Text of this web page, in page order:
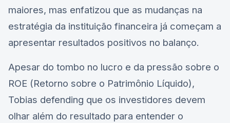
maiores, mas enfatizou que as mudanças na
estratégia da instituição financeira já começam a
apresentar resultados positivos no balanço.
Apesar do tombo no lucro e da pressão sobre o
ROE (Retorno sobre o Patrimônio Líquido),
Tobias defending que os investidores devem
olhar além do resultado para entender o